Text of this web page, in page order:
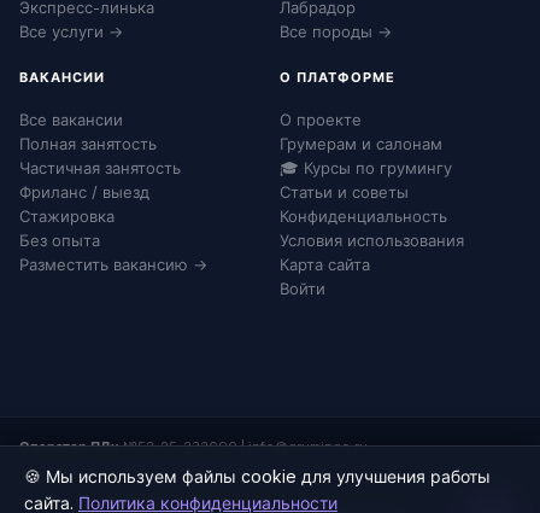
🍪 Мы используем файлы cookie для улучшения работы
сайта. Политика конфиденциальности
Экспресс-линька
Все услуги →
Лабрадор
Все породы →
ВАКАНСИИ
Все вакансии
Полная занятость
Частичная занятость
Фриланс / выезд
Стажировка
Без опыта
Разместить вакансию →
О ПЛАТФОРМЕ
О проекте
Грумерам и салонам
🎓 Курсы по грумингу
Статьи и советы
Конфиденциальность
Условия использования
Карта сайта
Войти
Оператор ПДн:№52-25-232090|info@grumingo.ru